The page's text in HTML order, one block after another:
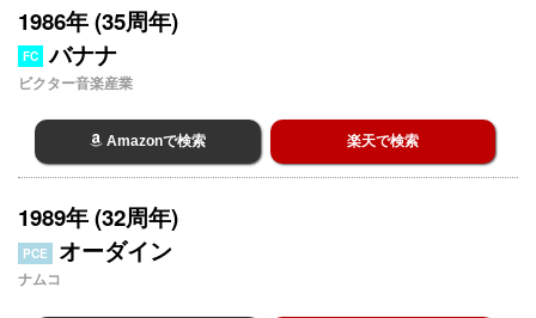
1986年 (35周年)
FC バナナ
ビクター音楽産業
Amazonで検索 楽天で検索
1989年 (32周年)
PCE オーダイン
ナムコ